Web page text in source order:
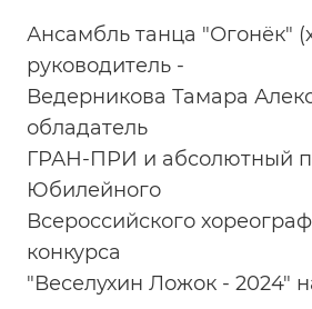
Ансамбль танца "Огонёк"
руководитель -
Ведерникова Тамара
обладатель
ГРАН-ПРИ и абсолютный
Юбилейного
Всероссийского
конкурса
"Веселухин Ложок - 2024"